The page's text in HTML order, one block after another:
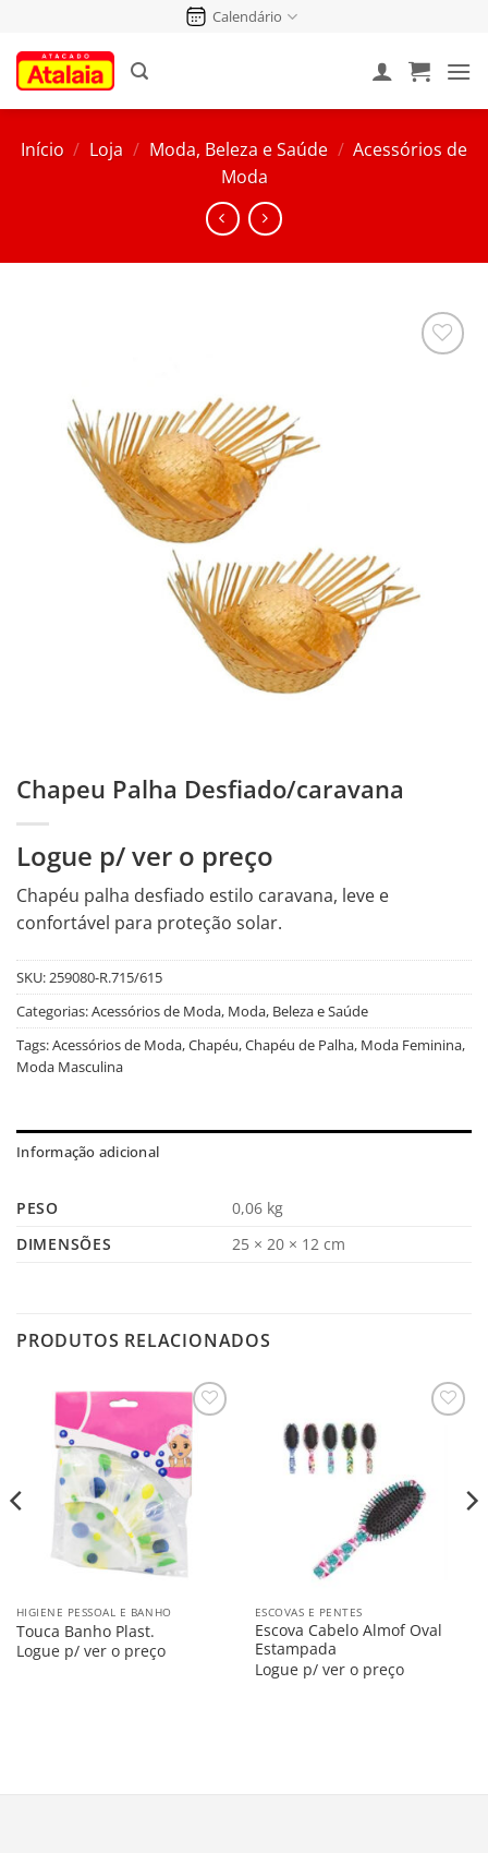
conteúdo
Calendário
Início / Loja / Moda, Beleza e Saúde / Acessórios de
Moda
Chapeu Palha Desfiado/caravana
Logue p/ ver o preço
Chapéu palha desfiado estilo caravana, leve e
confortável para proteção solar.
SKU:259080-R.715/615
Categorias:Acessórios de Moda, Moda, Beleza e Saúde
Tags:Acessórios de Moda,Chapéu,Chapéu de Palha, Moda Feminina,
Moda Masculina
Informação adicional
PESO
0,06 kg
DIMENSÕES
25 × 20 × 12 cm
PRODUTOS RELACIONADOS
Salvar
Lista
HIGIENE PESSOAL E BANHO
Touca Banho Plast.
Logue p/ ver o preço
ESCOVAS E PENTES
Escova Cabelo Almof Oval
Estampada
Logue p/ ver o preço